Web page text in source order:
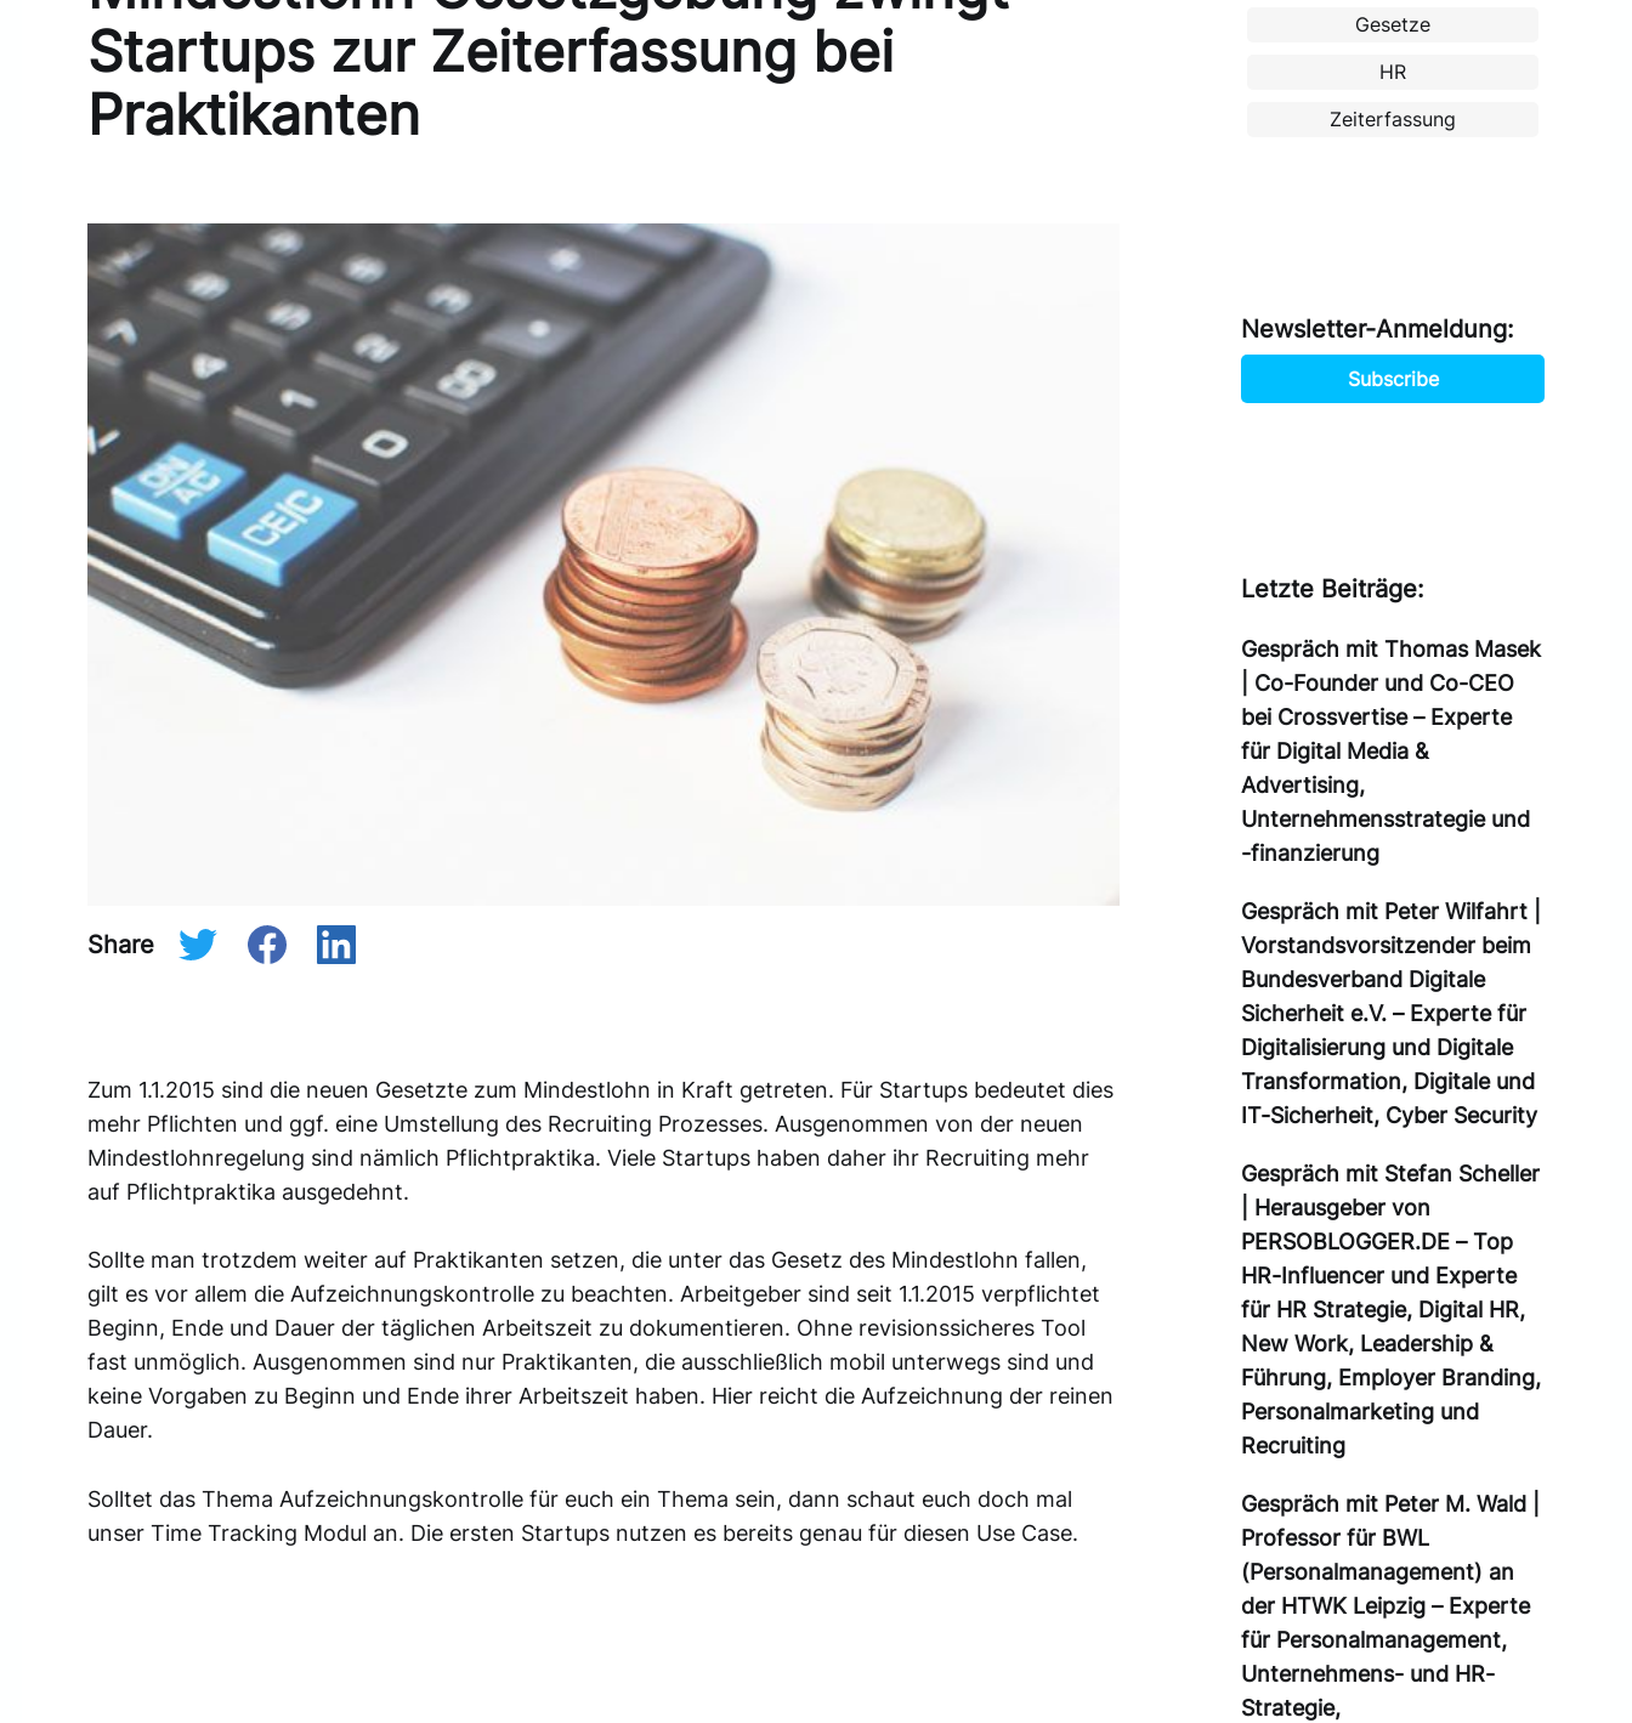
Startups zur Zeiterfassung bei
Praktikanten
Share
Zum 1.1.2015 sind die neuen Gesetzte zum Mindestlohn in Kraft getreten. Für Startups bedeutet dies
mehr Pflichten und ggf. eine Umstellung des Recruiting Prozesses. Ausgenommen von der neuen
Mindestlohnregelung sind nämlich Pflichtpraktika. Viele Startups haben daher ihr Recruiting mehr
auf Pflichtpraktika ausgedehnt.
Sollte man trotzdem weiter auf Praktikanten setzen, die unter das Gesetz des Mindestlohn fallen,
gilt es vor allem die Aufzeichnungskontrolle zu beachten. Arbeitgeber sind seit 1.1.2015 verpflichtet
Beginn, Ende und Dauer der täglichen Arbeitszeit zu dokumentieren. Ohne revisionssicheres Tool
fast unmöglich. Ausgenommen sind nur Praktikanten, die ausschließlich mobil unterwegs sind und
keine Vorgaben zu Beginn und Ende ihrer Arbeitszeit haben. Hier reicht die Aufzeichnung der reinen
Dauer.
Solltet das Thema Aufzeichnungskontrolle für euch ein Thema sein, dann schaut euch doch mal
unser Time Tracking Modul an. Die ersten Startups nutzen es bereits genau für diesen Use Case.
Gesetze
HR
Zeiterfassung
Newsletter-Anmeldung:
Subscribe
Letzte Beiträge:
Gespräch mit Thomas Masek
| Co-Founder und Co-CEO
bei Crossvertise – Experte
für Digital Media &
Advertising,
Unternehmensstrategie und
-finanzierung
Gespräch mit Peter Wilfahrt |
Vorstandsvorsitzender beim
Bundesverband Digitale
Sicherheit e.V. – Experte für
Digitalisierung und Digitale
Transformation, Digitale und
IT-Sicherheit, Cyber Security
Gespräch mit Stefan Scheller
| Herausgeber von
PERSOBLOGGER.DE – Top
HR-Influencer und Experte
für HR Strategie, Digital HR,
New Work, Leadership &
Führung, Employer Branding,
Personalmarketing und
Recruiting
Gespräch mit Peter M. Wald |
Professor für BWL
(Personalmanagement) an
der HTWK Leipzig – Experte
für Personalmanagement,
Unternehmens- und HR-
Strategie,